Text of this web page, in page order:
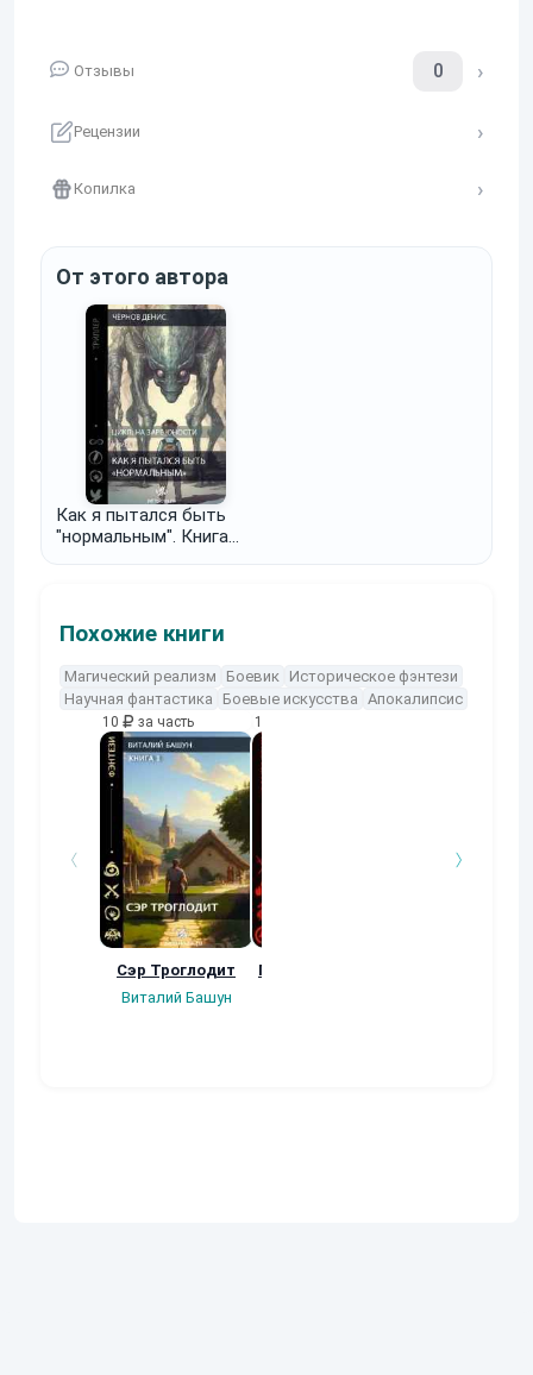
Отзывы 0
Рецензии
Копилка
От этого автора
Как я пытался быть
"нормальным". Книга
Похожие книги
Магический реализм Боевик Историческое фэнтези
Научная фантастика
Боевые искусства Апокалипсис
10 за часть
Сэр Троглодит
Виталий Башун
10
ПотомуЧтоЛень 3